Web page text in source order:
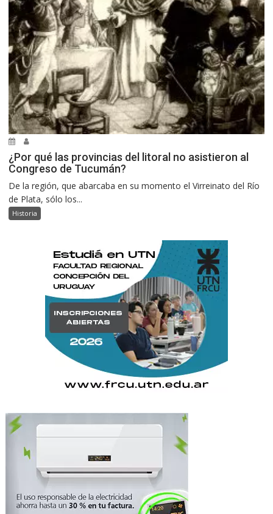
¿Por qué las provincias del litoral no asistieron al
Congreso de Tucumán?
De la región, que abarcaba en su momento el Virreinato del Río
de Plata, sólo los...
Historia